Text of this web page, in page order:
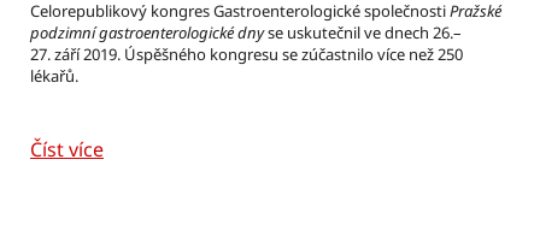
Celorepublikový kongres Gastroenterologické společnostiPražské
podzimní gastroenterologické dnyse uskutečnil ve dnech 26.–
27. září 2019. Úspěšného kongresu se zúčastnilo více než 250
lékařů.
Číst více